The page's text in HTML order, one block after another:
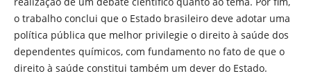
o trabalho conclui que o Estado brasileiro deve adotar uma
política pública que melhor privilegie o direito à saúde dos
dependentes químicos, com fundamento no fato de que o
direito à saúde constitui também um dever do Estado.